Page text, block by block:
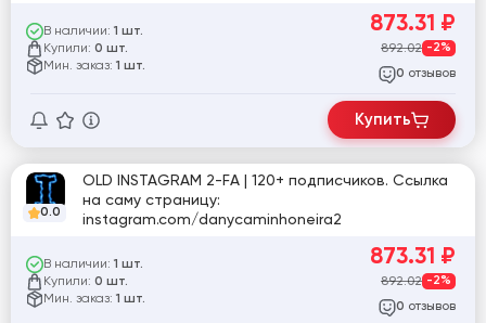
В наличии: 1 шт.
Купили: 0 шт.
Мин. заказ: 1 шт.
873.31 ₽
892.02 -2%
0 отзывов
Купить
0.0
OLD INSTAGRAM 2-FA | 120+ подписчиков. Ссылка
на саму страницу:
instagram.com/danycaminhoneira2
В наличии: 1 шт.
Купили: 0 шт.
Мин. заказ: 1 шт.
873.31 ₽
892.02 -2%
0 отзывов